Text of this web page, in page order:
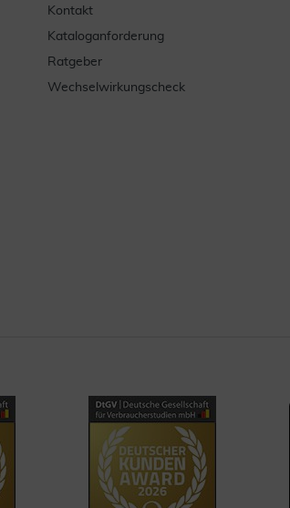
Kontakt
Kataloganforderung
Ratgeber
Wechselwirkungscheck